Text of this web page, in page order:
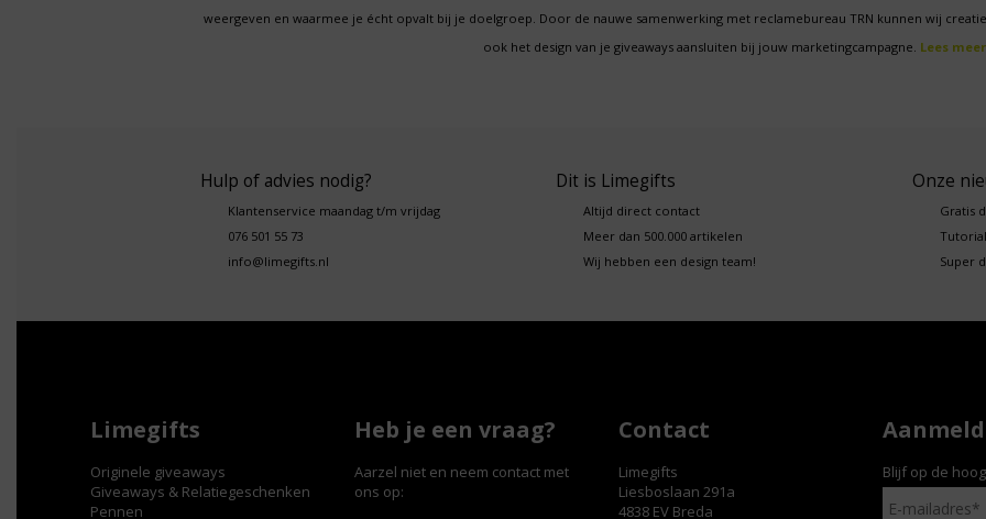
weergeven en waarmee je écht opvalt bij je doelgroep. Door de nauwe samenwerking met reclamebureau TRN kunnen wij
ook het design van je giveaways aansluiten bij jouw marketingcampagne. Lees
Hulp of advies nodig?
Klantenservice maandag t/m vrijdag
076 501 55 73
info@limegifts.nl
Dit is Limegifts
Altijd direct contact
Meer dan 500.000 artikelen
Wij hebben een design team!
Onze
Gratis
Super
Limegifts
Originele giveaways
Giveaways & Relatiegeschenken
Pennen
Heb je een vraag?
Aarzel niet en neem contact met
ons op:
Contact
Limegifts
Liesboslaan 291a
4838 EV Breda
Blijf op de